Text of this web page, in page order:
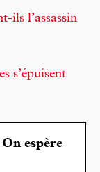
ils l’assassin
s’épuisent
espère